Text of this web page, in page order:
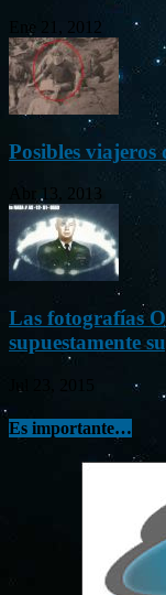
Ene 21, 2012
Posibles viajeros
Abr 13, 2013
Las fotografías
supuestamente
Es importante…